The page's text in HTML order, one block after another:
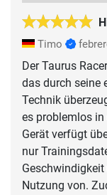
Timo
Der Taurus
das durch seine
Technik
es problemlos
Gerät verfügt
nur
Nutzung von.